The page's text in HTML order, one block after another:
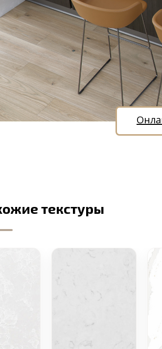
текстуры